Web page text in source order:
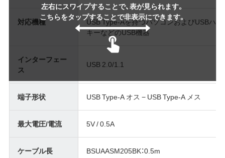
左右にスワイプすることで、表が見られます。
こちらをタップすることで非表示にできます。
対応機種
USB Type-Aを持つパソコンおよびUSBハブ
キーなどのUSB機器
インターフェー
ス
USB 2.0/1.1
端子形状 USB Type-A オス − USB Type-A メス
最大電圧/電流 5V / 0.5A
ケーブル長
BSUAASM205BK：0.5m